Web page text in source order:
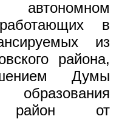
автономном
в
из
района,
Думы
район от